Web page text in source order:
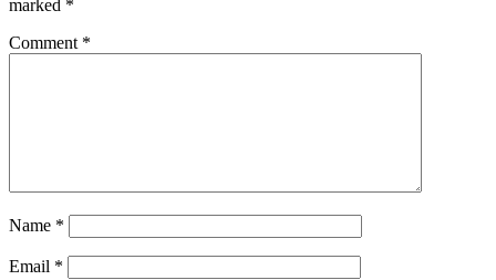
marked *
Comment *
Name *
Email *